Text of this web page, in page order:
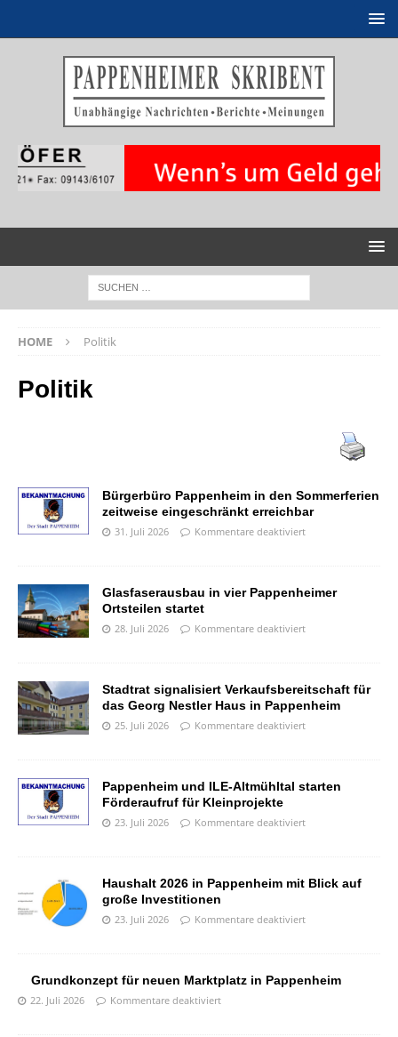
HOME Politik
Politik
Bürgerbüro Pappenheim in den Sommerferien
zeitweise eingeschränkt erreichbar
31. Juli 2026 Kommentare deaktiviert
Glasfaserausbau in vier Pappenheimer
Ortsteilen startet
28. Juli 2026 Kommentare deaktiviert
Stadtrat signalisiert Verkaufsbereitschaft für
das Georg Nestler Haus in Pappenheim
25. Juli 2026 Kommentare deaktiviert
Pappenheim und ILE-Altmühltal starten
Förderaufruf für Kleinprojekte
23. Juli 2026 Kommentare deaktiviert
Haushalt 2026 in Pappenheim mit Blick auf
große Investitionen
23. Juli 2026 Kommentare deaktiviert
Grundkonzept für neuen Marktplatz in Pappenheim
22. Juli 2026 Kommentare deaktiviert